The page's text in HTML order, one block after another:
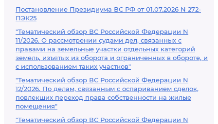
Постановление Президиума ВС РФ от 01.07.2026 N 272-
ПЭК25
"Тематический обзор ВС Российской Федерации N
11/2026. О рассмотрении судами дел, связанных с
правами на земельные участки отдельных категорий
земель, изъятых из оборота и ограниченных в обороте, и
с использованием таких участков"
"Тематический обзор ВС Российской Федерации N
12/2026. По делам, связанным с оспариванием сделок,
повлекших переход права собственности на жилые
помещения"
"Тематический обзор ВС Российской Федерации N